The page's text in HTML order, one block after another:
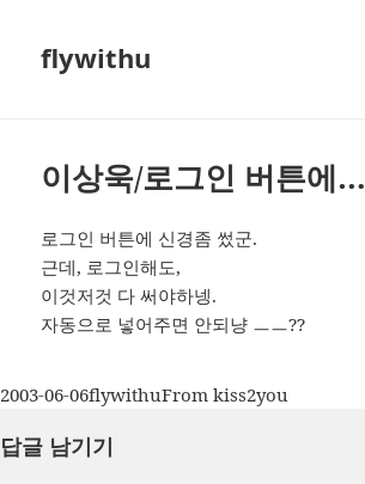
flywithu
이상욱/로그인 버튼에…
로그인 버튼에 신경좀 썼군.
근데, 로그인해도,
이것저것 다 써야하넹.
자동으로 넣어주면 안되냥 ㅡㅡ??
작
일
2003-06-06글
이
flywithu카
From kiss2you
답글 남기기